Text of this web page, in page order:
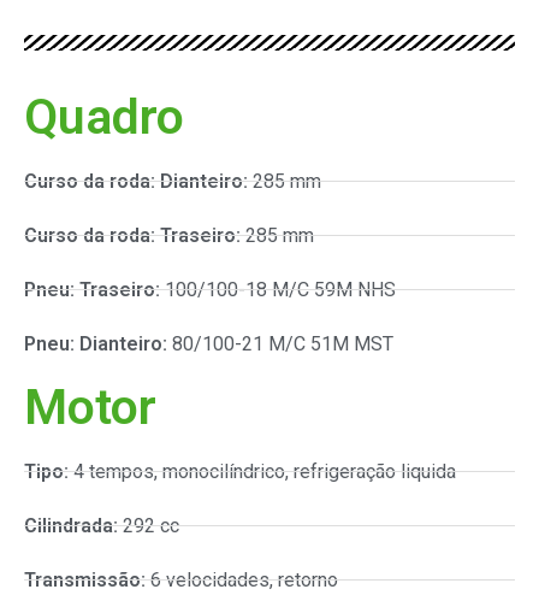
Quadro
Curso da roda: Dianteiro:285 mm
Curso da roda: Traseiro:285 mm
Pneu: Traseiro:100/100-18 M/C 59M NHS
Pneu: Dianteiro: 80/100-21 M/C 51M MST
Motor
Tipo:4 tempos, monocilíndrico, refrigeração liquida
Cilindrada:292 cc
Transmissão:6 velocidades, retorno